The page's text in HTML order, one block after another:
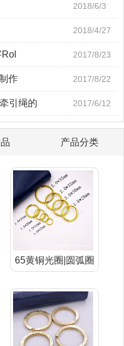
2018/6/3
2018/4/27
2017/8/23
作 2017/8/22
引绳的 2017/6/12
产品分类
65黄铜光圈|圆弧圈